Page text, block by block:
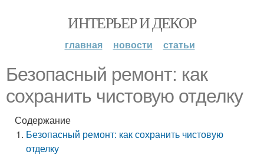
ИНТЕРЬЕР И ДЕКОР
главная новости статьи
Безопасный ремонт: как
сохранить чистовую отделку
Содержание
Безопасный ремонт: как сохранить чистовую
отделку